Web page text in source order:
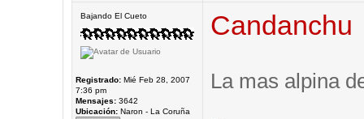
Bajando El Cueto
Registrado:Mié Feb 28, 2007
7:36 pm
Mensajes:3642
Ubicación:Naron - La Coruña
Candanchu
La mas alpina